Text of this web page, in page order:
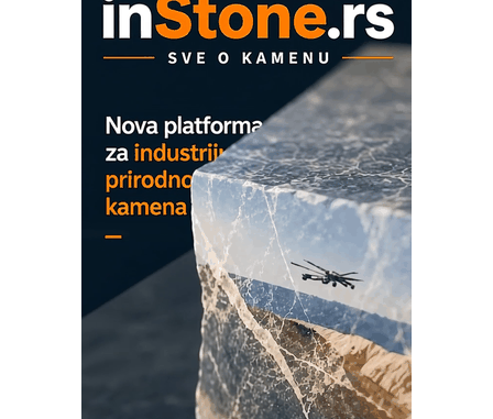
EVOKS Maintenance Management
ROSA i SCHUNK podižu proizvodnju
Detekcija različitih oblika